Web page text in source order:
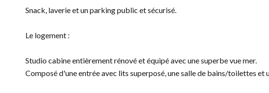
Snack, laverie et un parking public et sécurisé.
Le logement :
Studio cabine entièrement rénové et équipé avec une superbe vue mer.
Composé d'une entrée avec lits superposé, une salle de bains/toilettes et